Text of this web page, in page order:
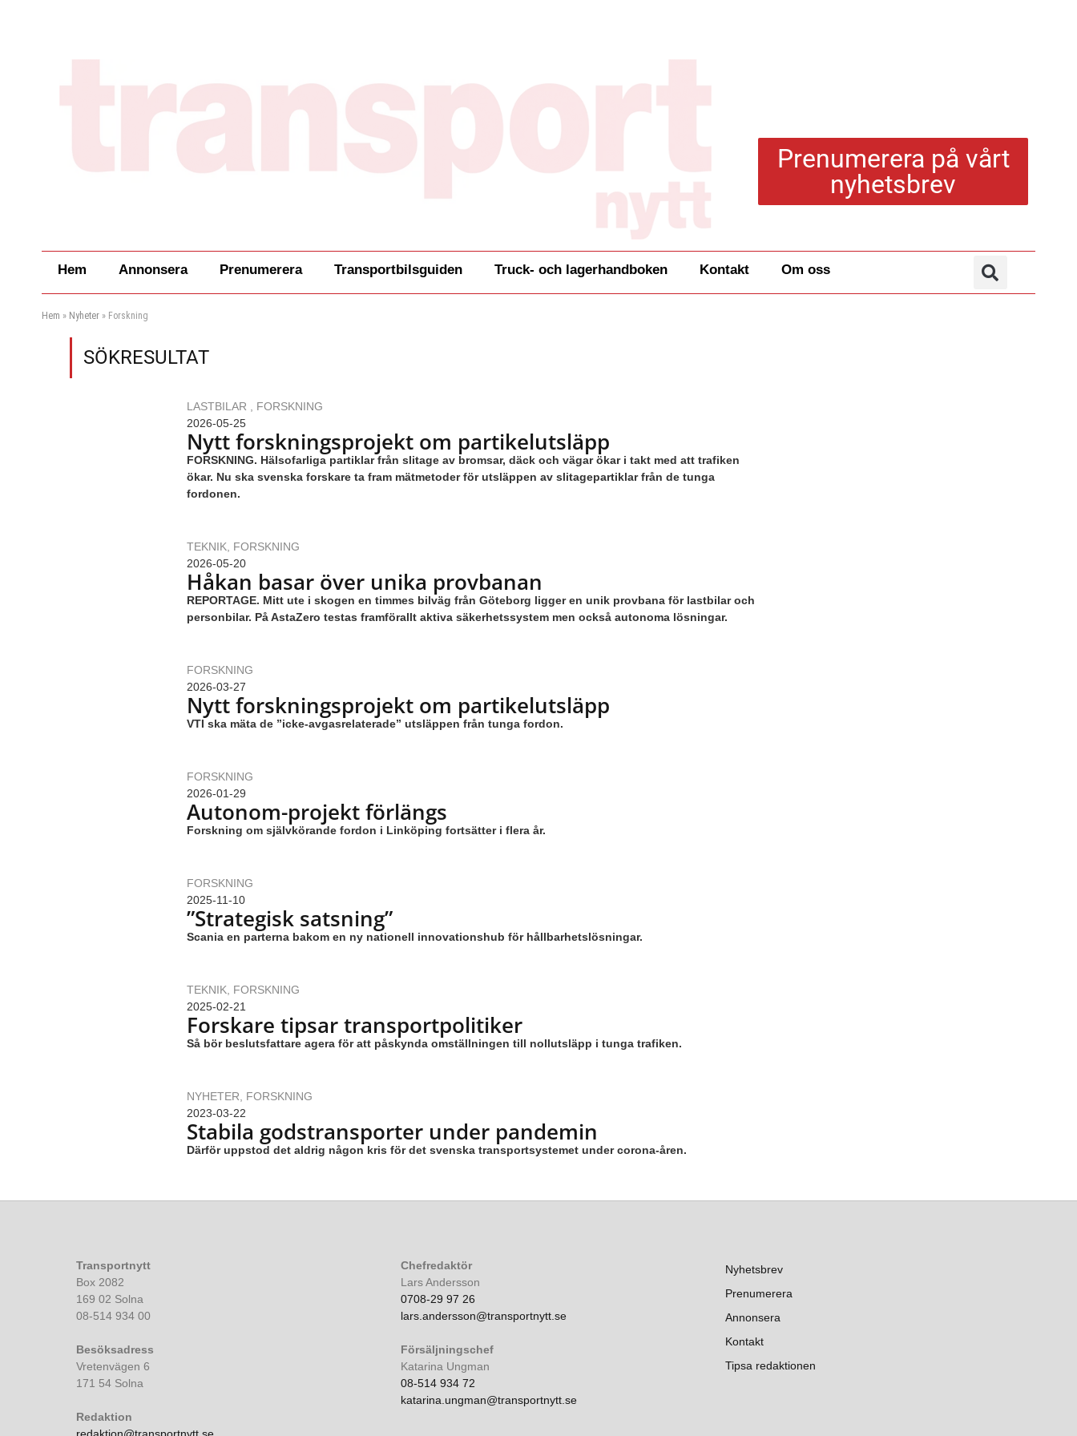
Prenumerera på vårt
nyhetsbrev
Hem Annonsera Prenumerera Transportbilsguiden Truck- och lagerhandboken Kontakt Om oss
Hem » Nyheter » Forskning
SÖKRESULTAT
LASTBILAR , FORSKNING
2026-05-25
Nytt forskningsprojekt om partikelutsläpp
FORSKNING. Hälsofarliga partiklar från slitage av bromsar, däck och vägar ökar i takt med att trafiken
ökar. Nu ska svenska forskare ta fram mätmetoder för utsläppen av slitagepartiklar från de tunga
fordonen.
TEKNIK, FORSKNING
2026-05-20
Håkan basar över unika provbanan
REPORTAGE. Mitt ute i skogen en timmes bilväg från Göteborg ligger en unik provbana för lastbilar och
personbilar. På AstaZero testas framförallt aktiva säkerhetssystem men också autonoma lösningar.
FORSKNING
2026-03-27
Nytt forskningsprojekt om partikelutsläpp
VTI ska mäta de ”icke-avgasrelaterade” utsläppen från tunga fordon.
FORSKNING
2026-01-29
Autonom-projekt förlängs
Forskning om självkörande fordon i Linköping fortsätter i flera år.
FORSKNING
2025-11-10
”Strategisk satsning”
Scania en parterna bakom en ny nationell innovationshub för hållbarhetslösningar.
TEKNIK, FORSKNING
2025-02-21
Forskare tipsar transportpolitiker
Så bör beslutsfattare agera för att påskynda omställningen till nollutsläpp i tunga trafiken.
NYHETER, FORSKNING
2023-03-22
Stabila godstransporter under pandemin
Därför uppstod det aldrig någon kris för det svenska transportsystemet under corona-åren.
Transportnytt
Box 2082
169 02 Solna
08-514 934 00
Besöksadress
Vretenvägen 6
171 54 Solna
Redaktion
Chefredaktör
Lars Andersson
0708-29 97 26
lars.andersson@transportnytt.se
Försäljningschef
Katarina Ungman
08-514 934 72
katarina.ungman@transportnytt.se
Nyhetsbrev
Prenumerera
Annonsera
Kontakt
Tipsa redaktionen